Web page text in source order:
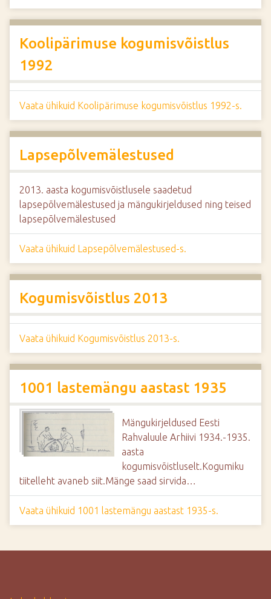
Koolipärimuse kogumisvõistlus
1992
Vaata ühikuid Koolipärimuse kogumisvõistlus 1992-s.
Lapsepõlvemälestused
2013. aasta kogumisvõistlusele saadetud
lapsepõlvemälestused ja mängukirjeldused ning teised
lapsepõlvemälestused
Vaata ühikuid Lapsepõlvemälestused-s.
Kogumisvõistlus 2013
Vaata ühikuid Kogumisvõistlus 2013-s.
1001 lastemängu aastast 1935
Mängukirjeldused Eesti
Rahvaluule Arhiivi 1934.-1935.
aasta
kogumisvõistluselt.Kogumiku
tiitelleht avaneb siit.Mänge saad sirvida…
Vaata ühikuid 1001 lastemängu aastast 1935-s.